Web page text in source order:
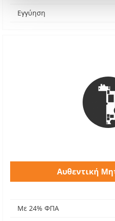
Εγγύηση
Αυθεντική
Με 24% ΦΠΑ